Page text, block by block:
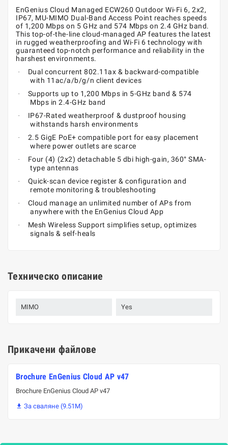
EnGenius Cloud Managed ECW260 Outdoor Wi-Fi 6, 2x2,
IP67, MU-MIMO Dual-Band Access Point reaches speeds
of 1,200 Mbps on 5 GHz and 574 Mbps on 2.4 GHz band.
This top-of-the-line cloud-managed AP features the latest
in rugged weatherproofing and Wi-Fi 6 technology with
guaranteed top-notch performance and reliability in the
harshest environments.
·
Dual concurrent 802.11ax & backward-compatible
with 11ac/a/b/g/n client devices
·
Supports up to 1,200 Mbps in 5-GHz band & 574
Mbps in 2.4-GHz band
·
IP67-Rated weatherproof & dustproof housing
withstands harsh environments
·
2.5 GigE PoE+ compatible port for easy placement
where power outlets are scarce
·
Four (4) (2x2) detachable 5 dbi high-gain, 360° SMA-
type antennas
·
Quick-scan device register & configuration and
remote monitoring & troubleshooting
·
Cloud manage an unlimited number of APs from
anywhere with the EnGenius Cloud App
·
Mesh Wireless Support simplifies setup, optimizes
signals & self-heals
Техническо описание
MIMO Yes
Прикачени файлове
Brochure EnGenius Cloud AP v47
Brochure EnGenius Cloud AP v47
 За сваляне (9.51M)